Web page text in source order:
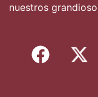
nuestros